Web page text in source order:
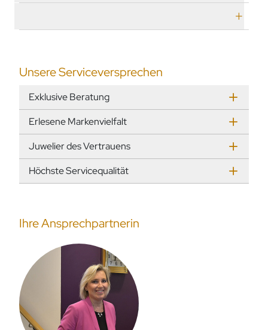
Ihre Ansprechpartnerin
Unsere Serviceversprechen
Exklusive Beratung
Erlesene Markenvielfalt
Juwelier des Vertrauens
Höchste Servicequalität